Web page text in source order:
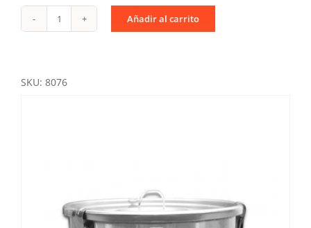
Tapa
Hermetica
comp.
22
Añadir al carrito
SKU: 8076